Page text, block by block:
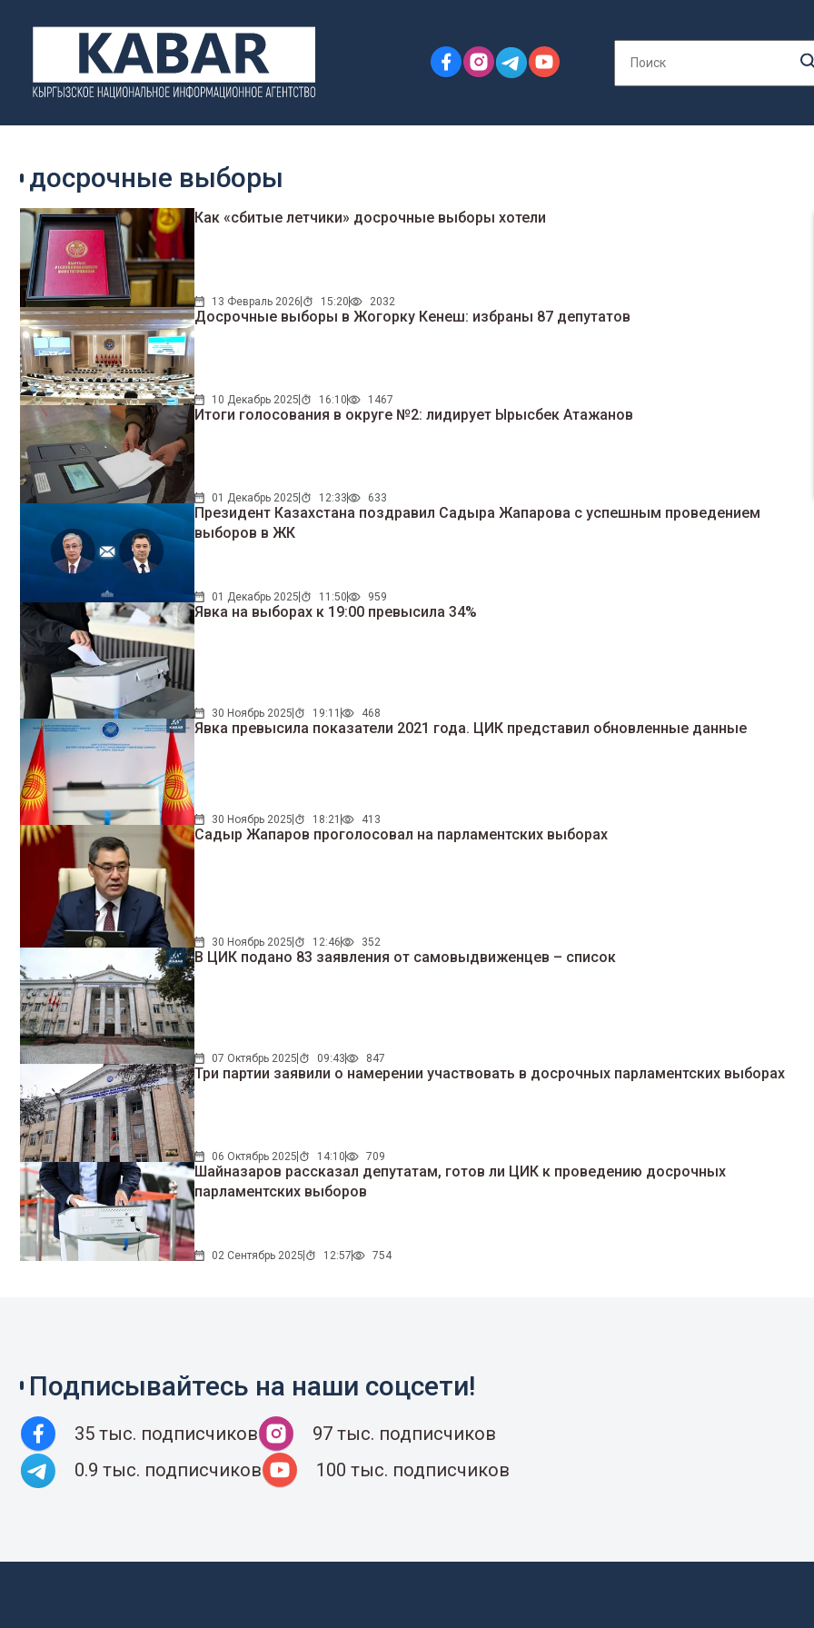
досрочные выборы
Как «сбитые летчики» досрочные выборы хотели
13 Февраль 2026 15:20 2032
Досрочные выборы в Жогорку Кенеш: избраны 87 депутатов
10 Декабрь 2025 16:10 1467
Итоги голосования в округе №2: лидирует Ырысбек Атажанов
01 Декабрь 2025 12:33 633
Президент Казахстана поздравил Садыра Жапарова с успешным проведением
выборов в ЖК
01 Декабрь 2025 11:50 959
Явка на выборах к 19:00 превысила 34%
30 Ноябрь 2025 19:11 468
Явка превысила показатели 2021 года. ЦИК представил обновленные данные
30 Ноябрь 2025 18:21 413
Садыр Жапаров проголосовал на парламентских выборах
30 Ноябрь 2025 12:46 352
В ЦИК подано 83 заявления от самовыдвиженцев – список
07 Октябрь 2025 09:43 847
Три партии заявили о намерении участвовать в досрочных парламентских выборах
06 Октябрь 2025 14:10 709
Шайназаров рассказал депутатам, готов ли ЦИК к проведению досрочных
парламентских выборов
02 Сентябрь 2025 12:57 754
Подписывайтесь на наши соцсети!
35 тыс. подписчиков
97 тыс. подписчиков
0.9 тыс. подписчиков
100 тыс. подписчиков